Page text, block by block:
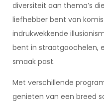
diversiteit aan thema’s
liefhebber bent van
indrukwekkende
bent in straatgoochelen,
smaak past.
Met verschillende
genieten van een breed